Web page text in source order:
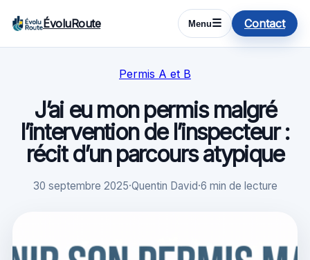
ÉvoluRoute Menu☰ Contact
Permis A et B
J’ai eu mon permis malgré
l’intervention de l’inspecteur :
récit d’un parcours atypique
30 septembre 2025·Quentin David·6 min de lecture